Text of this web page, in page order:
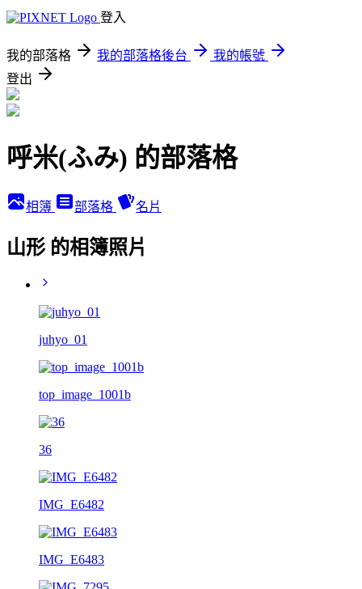
登入
我的部落格 我的部落格後台
我的帳號
登出
呼米(ふみ) 的部落格
相簿 部落格 名片
山形 的相簿照片
juhyo_01
top_image_1001b
36
IMG_E6482
IMG_E6483